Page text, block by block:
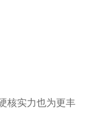
核实力也为更丰